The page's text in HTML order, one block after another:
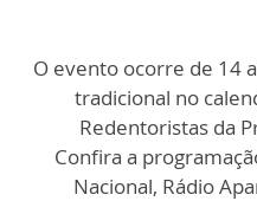
O evento ocorre de 14
tradicional no
Redentoristas da
Confira a
Nacional, Rádio